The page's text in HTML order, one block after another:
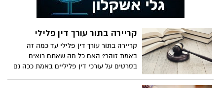
קריירה בתור עורך דין פלילי
קריירה בתור עורך דין פלילי עד כמה זה
באמת זוהר? האם כל מה שאתם רואים
בסרטים על עורכי דין פליליים באמת ככה גם